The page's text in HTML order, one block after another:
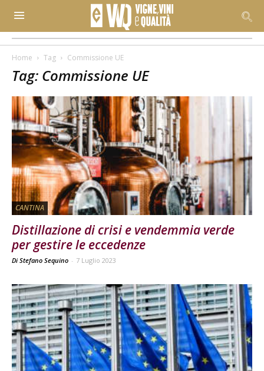
Home Tag Commissione UE
Tag: Commissione UE
CANTINA
Distillazione di crisi e vendemmia verde
per gestire le eccedenze
Di Stefano Sequino - 7 Luglio 2023